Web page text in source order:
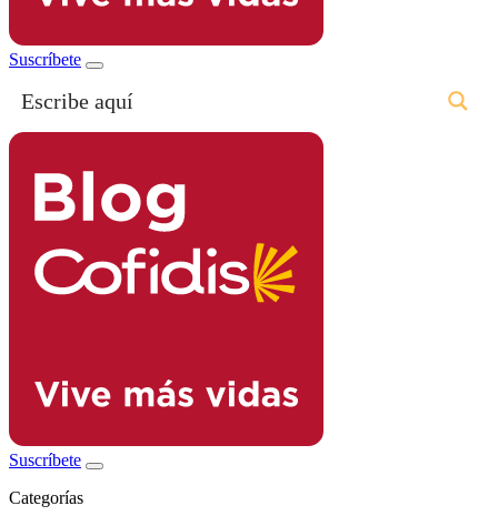
Suscríbete
Suscríbete
Categorías